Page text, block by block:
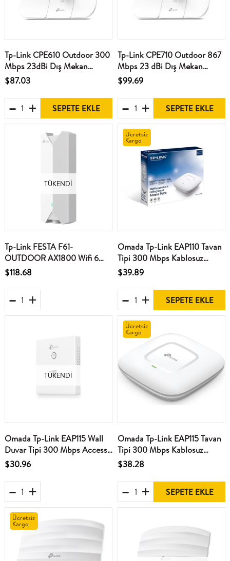
Tp-Link CPE610 Outdoor 300
Mbps 23dBi Dış Mekan
Access Point
$87.03
SEPETE EKLE
Tp-Link CPE710 Outdoor 867
Mbps 23 dBi Dış Mekan
Access Point
$99.69
SEPETE EKLE
TÜKENDI
Tp-Link FESTA F61-
OUTDOOR AX1800 Wifi 6
Kablosuz Dış Mekan Access
Point
$118.68
Omada Tp-Link EAP110 Tavan
Tipi 300 Mbps Kablosuz
Access Point
$39.89
SEPETE EKLE
Ücretsiz
Kargo
TÜKENDI
Omada Tp-Link EAP115 Wall
Duvar Tipi 300 Mbps Access
Point
$30.96
Omada Tp-Link EAP115 Tavan
Tipi 300 Mbps Kablosuz
Access Point
$38.28
SEPETE EKLE
Ücretsiz
Kargo
Ücretsiz
Kargo